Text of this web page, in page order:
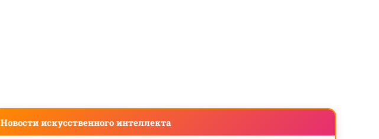
Новости искусственного интеллекта